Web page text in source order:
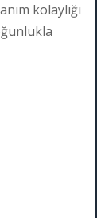
kolaylığı